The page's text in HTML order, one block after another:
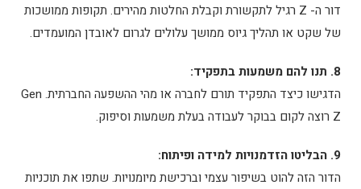
דור ה- Z רגיל לתקשורת וקבלת החלטות מהירים. תקופות ממושכות
של שקט או תהליך גיוס ממושך עלולים לגרום לאובדן המועמדים.
8. תנו להם משמעות בתפקיד:
הדגישו כיצד התפקיד תורם לחברה או מהי ההשפעה החברתית. Gen
Z רוצה לקום בבוקר לעבודה בעלת משמעות וסיפוק.
9. הבליטו הזדמנויות למידה ופיתוח:
הדור הזה להוט בשיפור עצמי וברכישת מיומנויות. שתפו את תוכניות